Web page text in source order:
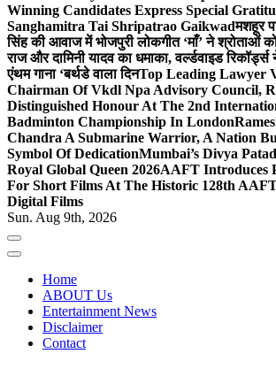
Winning Candidates Express Special
Sanghamitra Tai Shripatrao Gaikwadमशहूर
सिंह की आवाज में भोजपुरी लोकगीत ‘माँ’ ने श्रोताओं
राज और दामिनी यादव का धमाका, वर्ल्डवाइड
एंथम गाना ‘बर्थडे वाला दिनTop Leading Lawyer
Chairman Of Vkdl Npa Advisory Council,
Distinguished Honour At The 2nd
Badminton Championship In London
Chandra A Submarine Warrior, A Nation
Symbol Of DedicationMumbai’s Divya
Royal Global Queen 2026AAFT Introduces
For Short Films At The Historic 128th
Digital Films
Sun. Aug 9th, 2026
Home
ABOUT Us
Entertainment News
Disclaimer
Contact